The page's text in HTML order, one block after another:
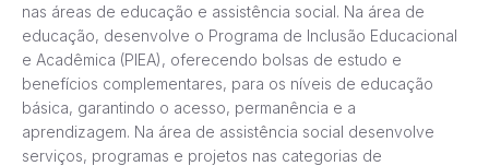
nas áreas de educação e assistência social. Na área de
educação, desenvolve o Programa de Inclusão Educacional
e Acadêmica (PIEA), oferecendo bolsas de estudo e
benefícios complementares, para os níveis de educação
básica, garantindo o acesso, permanência e a
aprendizagem. Na área de assistência social desenvolve
serviços, programas e projetos nas categorias de